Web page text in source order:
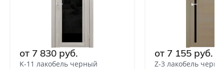
от 7 830 руб.
K-11 лакобель черный
от 7 155 руб.
Z-3 лакобель